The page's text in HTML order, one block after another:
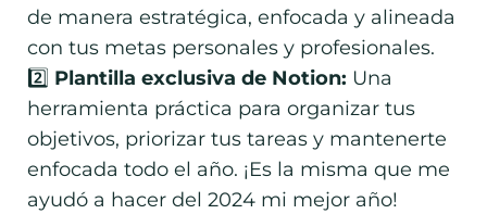
de manera estratégica, enfocada y alineada
con tus metas personales y profesionales.
2️⃣ Plantilla exclusiva de Notion: Una
herramienta práctica para organizar tus
objetivos, priorizar tus tareas y mantenerte
enfocada todo el año. ¡Es la misma que me
ayudó a hacer del 2024 mi mejor año!